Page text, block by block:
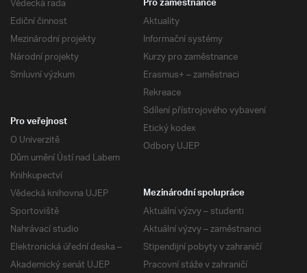
Ediční činnost
Mezinárodní projekty
Národní projekty
Smluvní výzkum
Pro zaměstnance
Aktuality
Informační systémy
Kurzy pro zaměstnance
Erasmus+ – zaměstnaci
Rekreace
Sdílení přístrojového vybavení
Etický kodex
Odbory UJEP
Pro veřejnost
O Univerzitě
Dům umění Ústí nad Labem
Knihkupectví
Vědecká knihovna UJEP
Sportoviště
Nahrávací studio
Elektronická úřední deska –
Akademický senát UJEP
Mezinárodní spolupráce
Aktuální výzvy – studenti
Aktuální výzvy – zaměstnanci
Stipendijní pobyty v zahraničí
Pracovní stáže v zahraničí